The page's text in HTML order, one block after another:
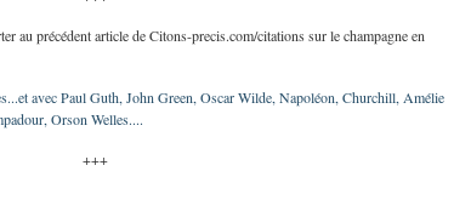
au précédent article de Citons-precis.com/citations sur le champagne en
avec Paul Guth, John Green, Oscar Wilde, Napoléon, Churchill, Amélie
Orson Welles....
+++